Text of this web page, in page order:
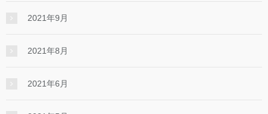
2021年9月
2021年8月
2021年6月